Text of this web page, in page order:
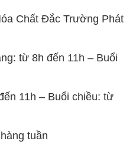
Chất Đắc Trường Phát
từ 8h đến 11h – Buổi
11h – Buổi chiều: từ
tuần